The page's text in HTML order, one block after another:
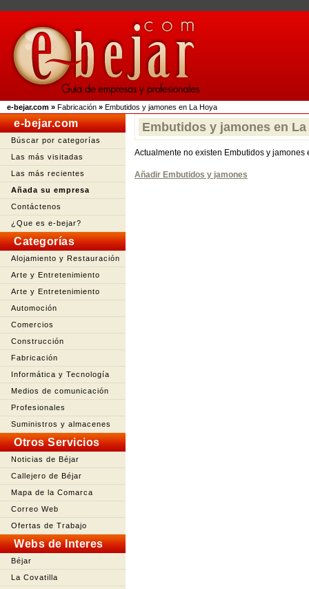
e-bejar.com » Fabricación » Embutidos y jamones en La Hoya
e-bejar.com
Búscar por categorías
Las más visitadas
Las más recientes
Añada su empresa
Contáctenos
¿Que es e-bejar?
Categorías
Alojamiento y Restauración
Arte y Entretenimiento
Arte y Entretenimiento
Automoción
Comercios
Construcción
Fabricación
Informática y Tecnología
Medios de comunicación
Profesionales
Suministros y almacenes
Otros Servicios
Noticias de Béjar
Callejero de Béjar
Mapa de la Comarca
Correo Web
Ofertas de Trabajo
Webs de Interes
Béjar
La Covatilla
Embutidos y jamones en La
Actualmente no existen Embutidos y jamones
Añadir Embutidos y jamones